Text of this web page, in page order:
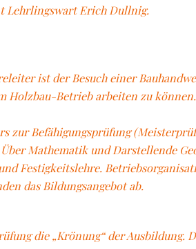
Lehrlingswart Erich Dullnig.
ist der Besuch einer
Holzbau-Betrieb arbeiten zu
zur Befähigungsprüfung
Mathematik und Darstellende
Festigkeitslehre.
das Bildungsangebot ab.
die „Krönung“ der Ausbildung.